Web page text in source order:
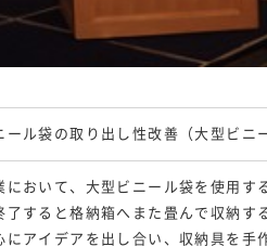
ール袋の取り出し性改善（大型ビニ
において、大型ビニール袋を使用す
了すると格納箱へまた畳んで収納す
にアイデアを出し合い、収納具を手